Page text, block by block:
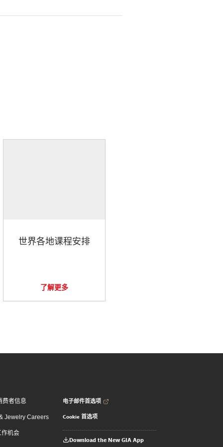
世界各地课程安排
了解更多
费者信息
Jewelry Careers
作机会
电子邮件首选项
Cookie 首选项
Download the New GIA App